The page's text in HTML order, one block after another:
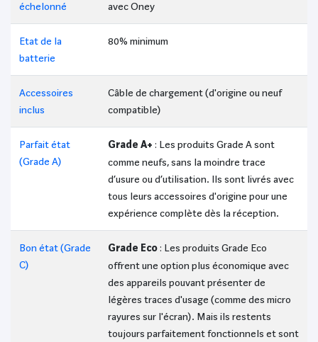
échelonné
avec Oney
Etat de la
batterie
80% minimum
Accessoires
inclus
Câble de chargement (d'origine ou neuf
compatible)
Parfait état
(Grade A)
Grade A+ : Les produits Grade A sont
comme neufs, sans la moindre trace
d’usure ou d’utilisation. Ils sont livrés avec
tous leurs accessoires d'origine pour une
expérience complète dès la réception.
Bon état (Grade
C)
Grade Eco: Les produits Grade Eco
offrent une option plus économique avec
des appareils pouvant présenter de
légères traces d'usage (comme des micro
rayures sur l'écran). Mais ils restents
toujours parfaitement fonctionnels et sont